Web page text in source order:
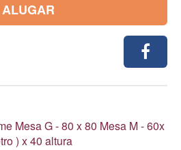
ALUGAR
Mesa G - 80 x 80 Mesa M - 60x
) x 40 altura